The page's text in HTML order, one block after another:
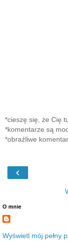
*cieszę się, że Cię
*komentarze są
*obraźliwe
‹
O mnie
Wyświetl mój pełny